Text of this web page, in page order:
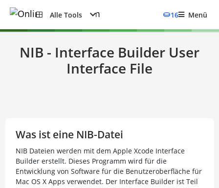
Alle Tools 16 Menü
NIB - Interface Builder User
Interface File
Was ist eine NIB-Datei
NIB Dateien werden mit dem Apple Xcode Interface
Builder erstellt. Dieses Programm wird für die
Entwicklung von Software für die Benutzeroberfläche für
Mac OS X Apps verwendet. Der Interface Builder ist Teil